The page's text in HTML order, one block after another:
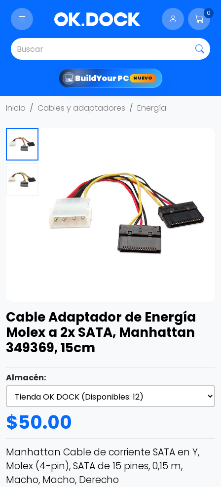
0
BuildYour PC NUEVO
Inicio Cables y adaptadores Energía
Cable Adaptador de Energía
Molex a 2x SATA, Manhattan
349369, 15cm
Almacén:
$50.00
Manhattan Cable de corriente SATA en Y,
Molex (4-pin), SATA de 15 pines, 0,15 m,
Macho, Macho, Derecho